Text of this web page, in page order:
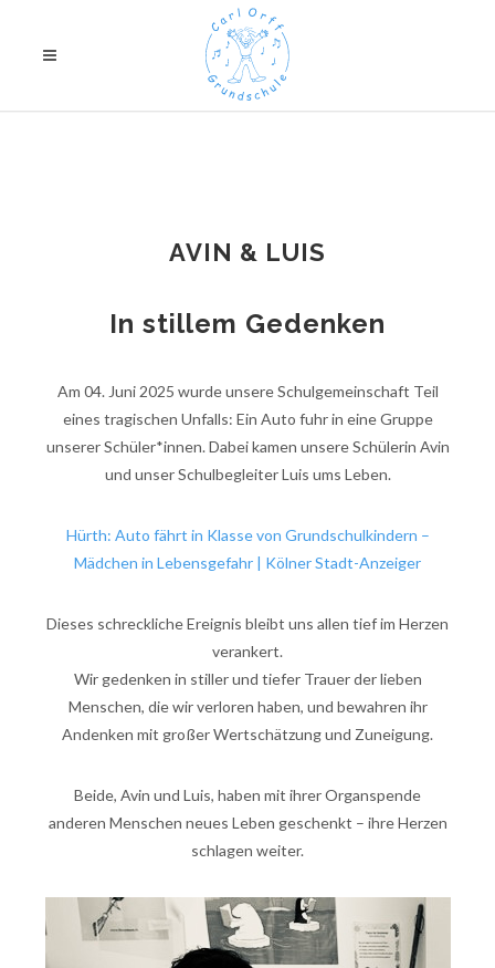
AVIN & LUIS
In stillem Gedenken
Am 04. Juni 2025 wurde unsere Schulgemeinschaft Teil
eines tragischen Unfalls: Ein Auto fuhr in eine Gruppe
unserer Schüler*innen. Dabei kamen unsere Schülerin Avin
und unser Schulbegleiter Luis ums Leben.
Hürth: Auto fährt in Klasse von Grundschulkindern –
Mädchen in Lebensgefahr | Kölner Stadt-Anzeiger
Dieses schreckliche Ereignis bleibt uns allen tief im Herzen
verankert.
Wir gedenken in stiller und tiefer Trauer der lieben
Menschen, die wir verloren haben, und bewahren ihr
Andenken mit großer Wertschätzung und Zuneigung.
Beide, Avin und Luis, haben mit ihrer Organspende
anderen Menschen neues Leben geschenkt – ihre Herzen
schlagen weiter.